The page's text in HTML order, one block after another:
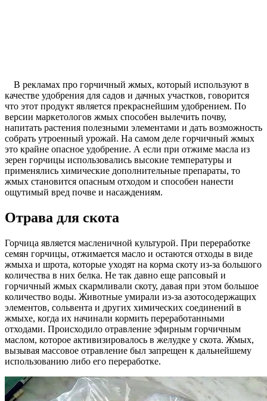
В рекламах про горчичный жмых, который используют в
качестве удобрения для садов и дачных участков, говорится
что этот продукт является прекраснейшим удобрением. По
версии маркетологов жмых способен вылечить почву,
напитать растения полезными элементами и дать возможность
собрать утроенный урожай. На самом деле горчичный жмых
это крайне опасное удобрение. А если при отжиме масла из
зерен горчицы использовались высокие температуры и
применялись химические дополнительные препараты, то
жмых становится опасным отходом и способен нанести
ощутимый вред почве и насаждениям.
Отрава для скота
Горчица является масленичной культурой. При переработке
семян горчицы, отжимается масло и остаются отходы в виде
жмыха и шрота, которые уходят на корма скоту из-за большого
количества в них белка. Не так давно еще рапсовый и
горчичный жмых скармливали скоту, давая при этом большое
количество воды. Животные умирали из-за азотосодержащих
элементов, сольвента и других химических соединений в
жмыхе, когда их начинали кормить переработанными
отходами. Происходило отравление эфирным горчичным
маслом, которое активизировалось в желудке у скота. Жмых,
вызывая массовое отравление был запрещен к дальнейшему
использованию либо его переработке.